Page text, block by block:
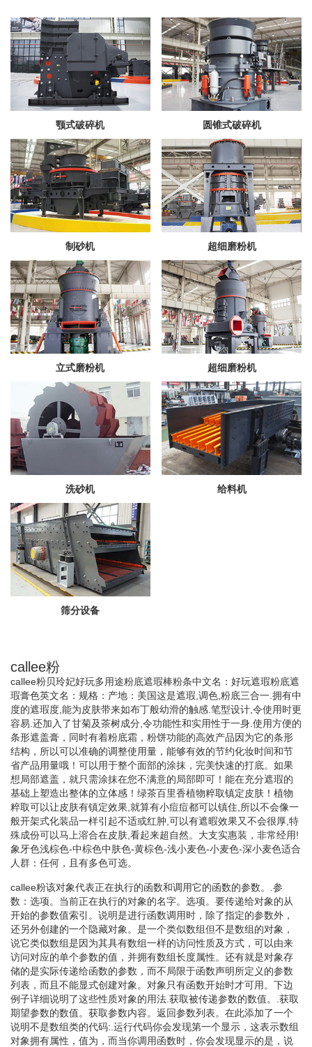
颚式破碎机 圆锥式破碎机
制砂机 超细磨粉机
立式磨粉机 超细磨粉机
洗砂机 给料机
筛分设备
callee粉
callee粉贝玲妃好玩多用途粉底遮瑕棒粉条中文名：好玩遮瑕粉底遮
瑕膏色英文名：规格：产地：美国这是遮瑕,调色,粉底三合一.拥有中
度的遮瑕度,能为皮肤带来如布丁般幼滑的触感.笔型设计,令使用时更
容易.还加入了甘菊及茶树成分,令功能性和实用性于一身.使用方便的
条形遮盖膏，同时有着粉底霜，粉饼功能的高效产品因为它的条形
结构，所以可以准确的调整使用量，能够有效的节约化妆时间和节
省产品用量哦！可以用于整个面部的涂抹，完美快速的打底。如果
想局部遮盖，就只需涂抹在您不满意的局部即可！能在充分遮瑕的
基础上塑造出整体的立体感！绿茶百里香植物粹取镇定皮肤！植物
粹取可以让皮肤有镇定效果,就算有小痘痘都可以镇住,所以不会像一
般开架式化装品一样引起不适或红肿,可以有遮暇效果又不会很厚,特
殊成份可以马上溶合在皮肤,看起来超自然。大支实惠装，非常经用!
象牙色浅棕色-中棕色中肤色-黄棕色-浅小麦色-小麦色-深小麦色适合
人群：任何，且有多色可选。
callee粉该对象代表正在执行的函数和调用它的函数的参数。.参
数：选项。当前正在执行的对象的名字。选项。要传递给对象的从
开始的参数值索引。说明是进行函数调用时，除了指定的参数外，
还另外创建的一个隐藏对象。是一个类似数组但不是数组的对象，
说它类似数组是因为其具有数组一样的访问性质及方式，可以由来
访问对应的单个参数的值，并拥有数组长度属性。还有就是对象存
储的是实际传递给函数的参数，而不局限于函数声明所定义的参数
列表，而且不能显式创建对象。对象只有函数开始时才可用。下边
例子详细说明了这些性质对象的用法.获取被传递参数的数值。.获取
期望参数的数值。获取参数内容。返回参数列表。在此添加了一个
说明不是数组类的代码:.运行代码你会发现第一个显示，这表示数组
对象拥有属性，值为，而当你调用函数时，你会发现显示的是，说